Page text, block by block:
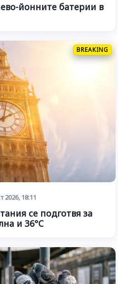
йонните батерии в
BREAKING
2026, 18:11
се подготвя за
и 36°C